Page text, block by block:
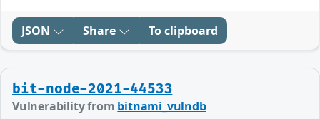
JSON Share To clipboard
bit-node-2021-44533
Vulnerability from bitnami_vulndb